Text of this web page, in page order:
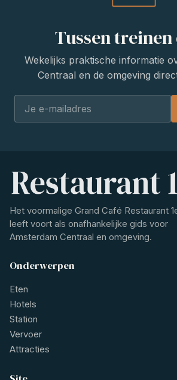
Tussen
Wekelijks praktische informatie
Centraal en de omgeving
Het voormalige Grand Café Restaurant
leeft voort als onafhankelijke gids voor
Amsterdam Centraal en omgeving.
Onderwerpen
Eten
Hotels
Station
Vervoer
Attracties